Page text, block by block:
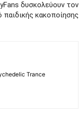
δυσκολεύουν τον
παιδικής κακοποίησης
Trance